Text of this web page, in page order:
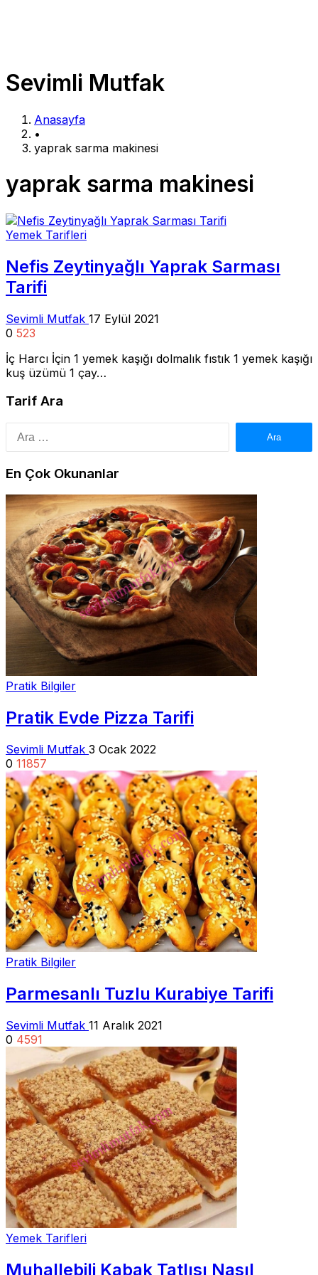
Sevimli Mutfak
Anasayfa
•
yaprak sarma makinesi
yaprak sarma makinesi
Yemek Tarifleri
Nefis Zeytinyağlı Yaprak Sarması
Tarifi
Sevimli Mutfak 17 Eylül 2021
0 523
İç Harcı İçin 1 yemek kaşığı dolmalık fıstık 1 yemek kaşığı
kuş üzümü 1 çay…
Tarif Ara
En Çok Okunanlar
Pratik Bilgiler
Pratik Evde Pizza Tarifi
Sevimli Mutfak 3 Ocak 2022
0 11857
Pratik Bilgiler
Parmesanlı Tuzlu Kurabiye Tarifi
Sevimli Mutfak 11 Aralık 2021
0 4591
Yemek Tarifleri
Muhallebili Kabak Tatlısı Nasıl